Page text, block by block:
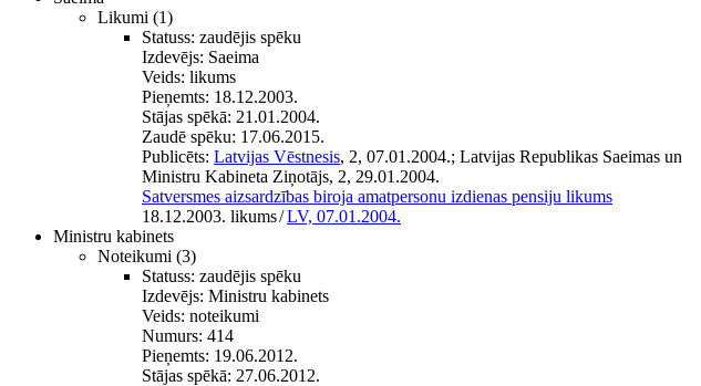
Likumi (1)
Statuss: zaudējis spēku
Izdevējs: Saeima
Veids: likums
Pieņemts: 18.12.2003.
Stājas spēkā: 21.01.2004.
Zaudē spēku: 17.06.2015.
Publicēts: Latvijas Vēstnesis, 2, 07.01.2004.; Latvijas Republikas Saeimas un
Ministru Kabineta Ziņotājs, 2, 29.01.2004.
Satversmes aizsardzības biroja amatpersonu izdienas pensiju likums
18.12.2003. likums/LV, 07.01.2004.
Ministru kabinets
Noteikumi (3)
Statuss: zaudējis spēku
Izdevējs: Ministru kabinets
Veids: noteikumi
Numurs: 414
Pieņemts: 19.06.2012.
Stājas spēkā: 27.06.2012.